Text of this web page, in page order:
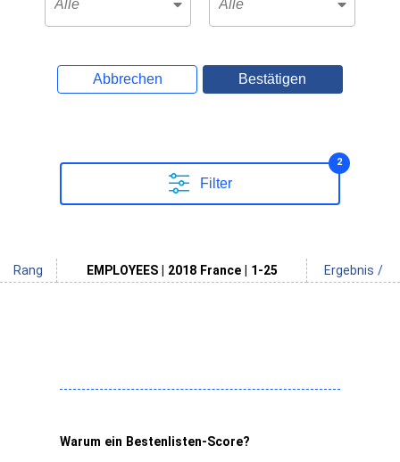
Abbrechen Bestätigen
Filter
2
Rang EMPLOYEES | 2018 France | 1-25 Ergebnis /
Warum ein Bestenlisten-Score?